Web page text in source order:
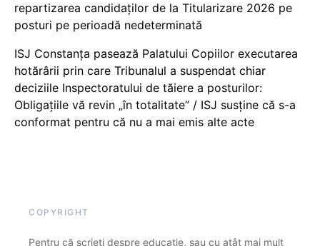
repartizarea candidaților de la Titularizare 2026 pe
posturi pe perioadă nedeterminată
ISJ Constanța pasează Palatului Copiilor executarea
hotărârii prin care Tribunalul a suspendat chiar
deciziile Inspectoratului de tăiere a posturilor:
Obligațiile vă revin „în totalitate” / ISJ susține că s-a
conformat pentru că nu a mai emis alte acte
COPYRIGHT
Pentru că scrieți despre educație, sau cu atât mai mult